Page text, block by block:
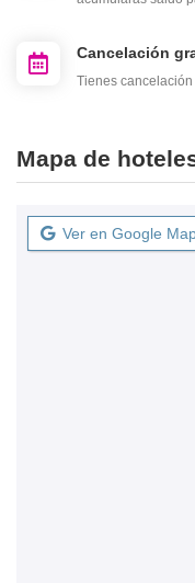
Cancelación
Tienes
Mapa de
Ver en Google